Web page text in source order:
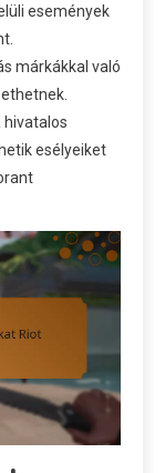
események
márkákkal való
hivatalos
esélyeiket